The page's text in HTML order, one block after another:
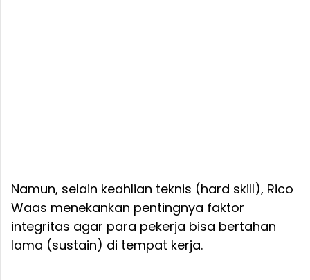
Namun, selain keahlian teknis (hard skill), Rico
Waas menekankan pentingnya faktor
integritas agar para pekerja bisa bertahan
lama (sustain) di tempat kerja.